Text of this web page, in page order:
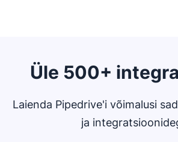
Üle 500+
Laienda Pipedrive'i võimalusi
ja